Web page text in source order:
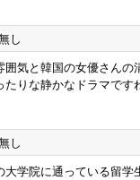
し
気と韓国の女優さん
りな静かなドラマです
し
大学院に通っている留